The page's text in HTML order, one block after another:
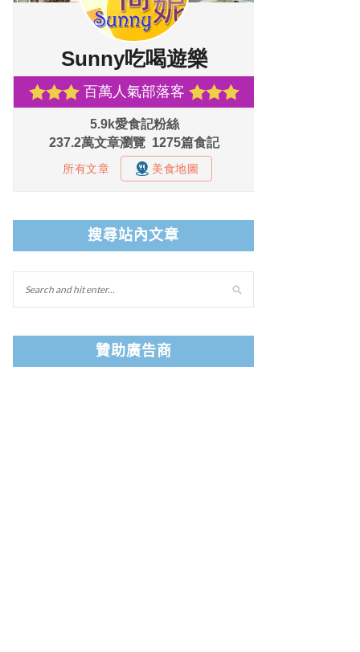
搜尋站內文章
贊助廣告商